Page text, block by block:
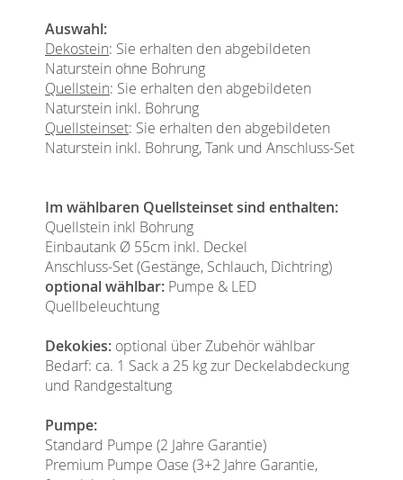
Auswahl:
Dekostein: Sie erhalten den abgebildeten
Naturstein ohne Bohrung
Quellstein: Sie erhalten den abgebildeten
Naturstein inkl. Bohrung
Quellsteinset: Sie erhalten den abgebildeten
Naturstein inkl. Bohrung, Tank und Anschluss-Set
Im wählbaren Quellsteinset sind enthalten:
Quellstein inkl Bohrung
Einbautank Ø 55cm inkl. Deckel
Anschluss-Set (Gestänge, Schlauch, Dichtring)
optional wählbar: Pumpe & LED
Quellbeleuchtung
Dekokies: optional über Zubehör wählbar
Bedarf: ca. 1 Sack a 25 kg zur Deckelabdeckung
und Randgestaltung
Pumpe:
Standard Pumpe (2 Jahre Garantie)
Premium Pumpe Oase (3+2 Jahre Garantie,